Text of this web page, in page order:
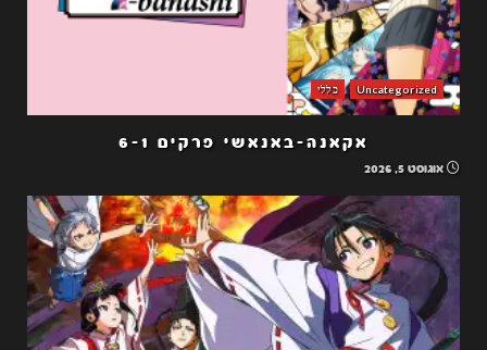
Uncategorized כללי
אקאנה-באנאשי פרקים 6-1
אוגוסט 5, 2026